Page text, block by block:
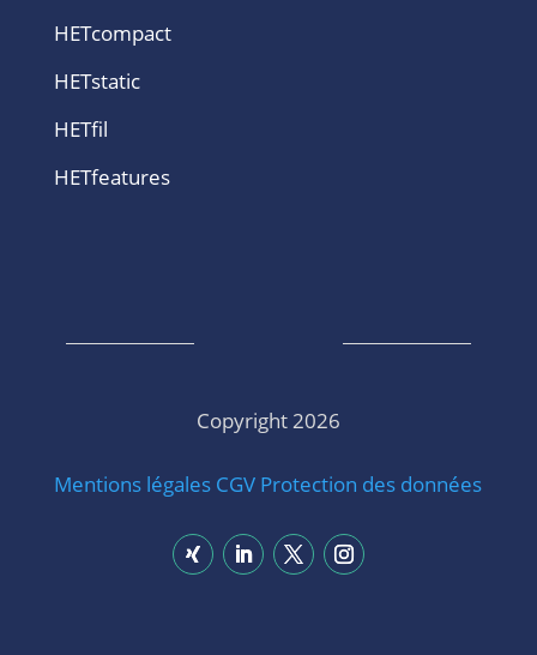
HETcompact
HETstatic
HETfil
HETfeatures
Copyright 2026
Mentions légales CGV Protection des données